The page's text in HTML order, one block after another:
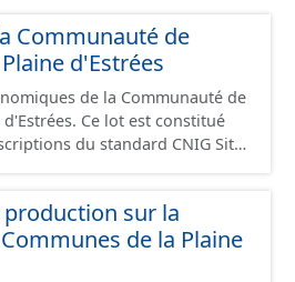
Communauté de
d'Estrées
de la Communauté de
Ce lot est constitué
du standard CNIG Sites
sur la
de la Plaine